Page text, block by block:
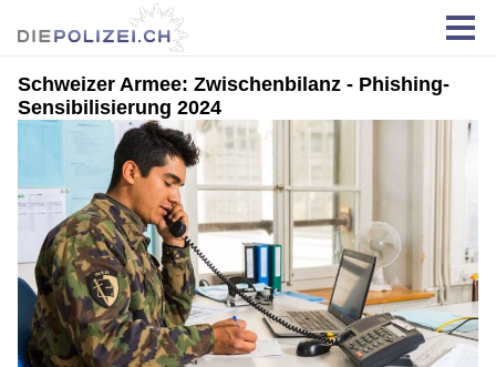
Schweizer Armee: Zwischenbilanz - Phishing-
Sensibilisierung 2024